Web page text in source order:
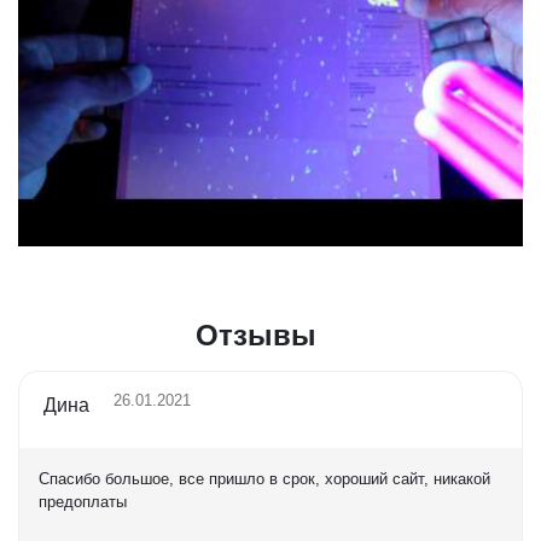
Отзывы
Дина 26.01.2021
Спасибо большое, все пришло в срок, хороший сайт, никакой
предоплаты